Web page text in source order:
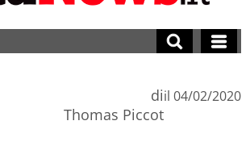
di
Thomas Piccot
il 04/02/2020